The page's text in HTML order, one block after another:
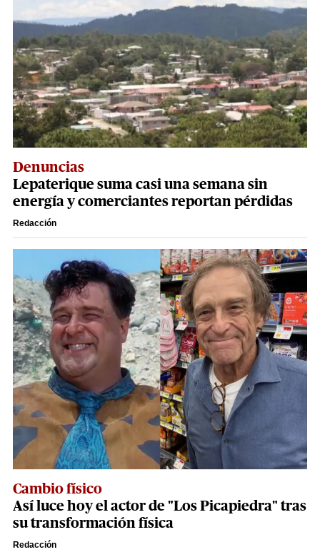
Denuncias
Lepaterique suma casi una semana sin
energía y comerciantes reportan pérdidas
Redacción
Cambio físico
Así luce hoy el actor de "Los Picapiedra" tras
su transformación física
Redacción